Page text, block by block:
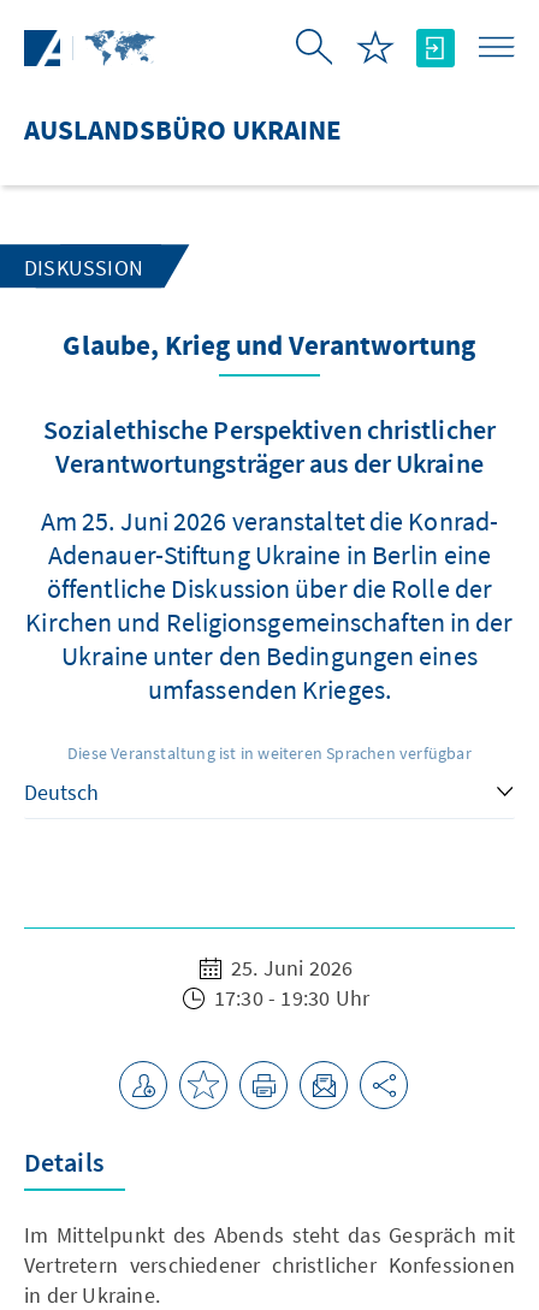
AUSLANDSBÜRO UKRAINE
DISKUSSION
Glaube, Krieg und Verantwortung
Sozialethische Perspektiven christlicher
Verantwortungsträger aus der Ukraine
Am 25. Juni 2026 veranstaltet die Konrad-
Adenauer-Stiftung Ukraine in Berlin eine
öffentliche Diskussion über die Rolle der
Kirchen und Religionsgemeinschaften in der
Ukraine unter den Bedingungen eines
umfassenden Krieges.
Diese Veranstaltung ist in weiteren Sprachen verfügbar
25. Juni 2026
17:30 - 19:30 Uhr
Details
Im Mittelpunkt des Abends steht das Gespräch mit
Vertretern verschiedener christlicher Konfessionen
in der Ukraine.